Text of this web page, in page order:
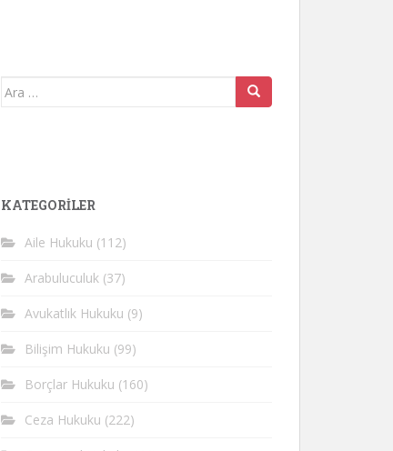
Arama
KATEGORİLER
Aile Hukuku (112)
Arabuluculuk (37)
Avukatlık Hukuku (9)
Bilişim Hukuku (99)
Borçlar Hukuku (160)
Ceza Hukuku (222)